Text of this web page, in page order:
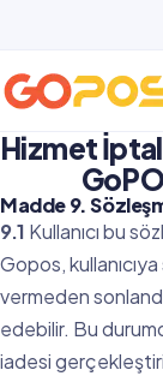
Hizmet
Madde 9.
9.1 Kullanıcı bu
Gopos,
vermeden
edebilir. Bu
iadesi